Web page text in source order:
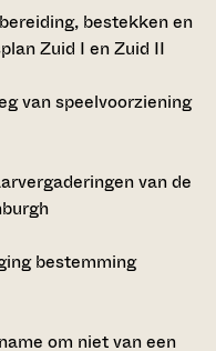
bestekken en
Zuid I en Zuid II
van speelvoorziening
van de
bestemming
om niet van een